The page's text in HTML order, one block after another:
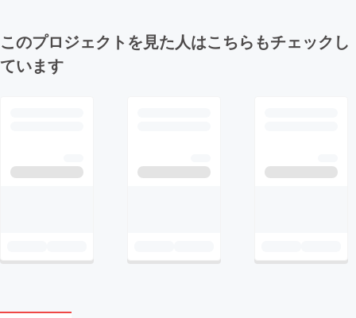
このプロジェクトを見た人はこちらもチェックし
ています